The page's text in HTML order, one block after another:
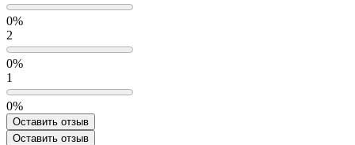
0%
2
0%
1
0%
Оставить отзыв
Оставить отзыв